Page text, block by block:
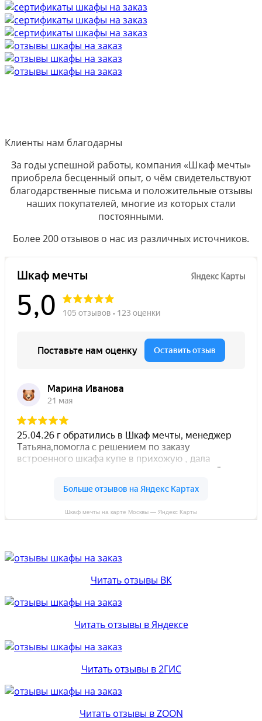
Клиенты нам благодарны
За годы успешной работы, компания «Шкаф мечты»
приобрела бесценный опыт, о чём свидетельствуют
благодарственные письма и положительные отзывы
наших покупателей, многие из которых стали
постоянными.
Более 200 отзывов о нас из различных источников.
Шкаф мечты на карте Москвы — Яндекс Карты
Читать отзывы ВК
Читать отзывы в Яндексе
Читать отзывы в 2ГИС
Читать отзывы в ZOON